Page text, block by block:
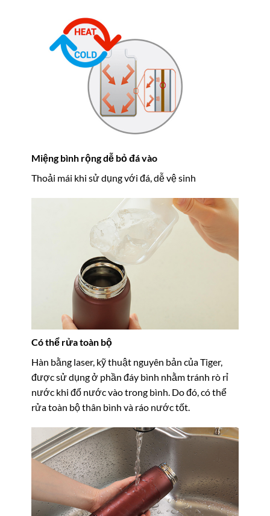
Miệng bình rộng dễ bỏ đá vào
Thoải mái khi sử dụng với đá, dễ vệ sinh
Có thể rửa toàn bộ
Hàn bằng laser, kỹ thuật nguyên bản của Tiger,
được sử dụng ở phần đáy bình nhằm tránh rò rỉ
nước khi đổ nước vào trong bình. Do đó, có thể
rửa toàn bộ thân bình và ráo nước tốt.